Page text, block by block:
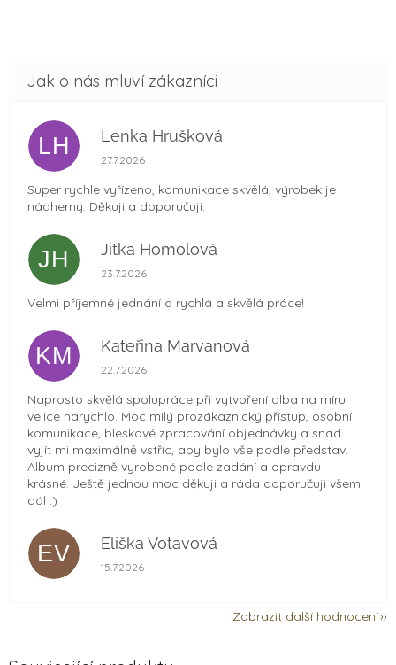
LH Lenka Hrušková
Hodnocení obchodu je 5 z 5 hvězdiček.
27.7.2026
Super rychle vyřízeno, komunikace skvělá, výrobek je
nádherný. Děkuji a doporučuji.
JH Jitka Homolová
Hodnocení obchodu je 5 z 5 hvězdiček.
23.7.2026
Velmi příjemné jednání a rychlá a skvělá práce!
KM Kateřina Marvanová
Hodnocení obchodu je 5 z 5 hvězdiček.
22.7.2026
Naprosto skvělá spolupráce při vytvoření alba na míru
velice narychlo. Moc milý prozákaznický přístup, osobní
komunikace, bleskové zpracování objednávky a snad
vyjít mi maximálně vstříc, aby bylo vše podle představ.
Album precizně vyrobené podle zadání a opravdu
krásné. Ještě jednou moc děkuji a ráda doporučuji všem
dál :)
EV Eliška Votavová
Hodnocení obchodu je 5 z 5 hvězdiček.
15.7.2026
Zobrazit další hodnocení